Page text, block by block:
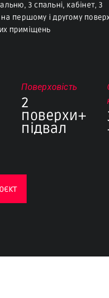
3 спальні, кабінет, 3
першому і другому
приміщень
Поверховість
2
поверхи+
підвал